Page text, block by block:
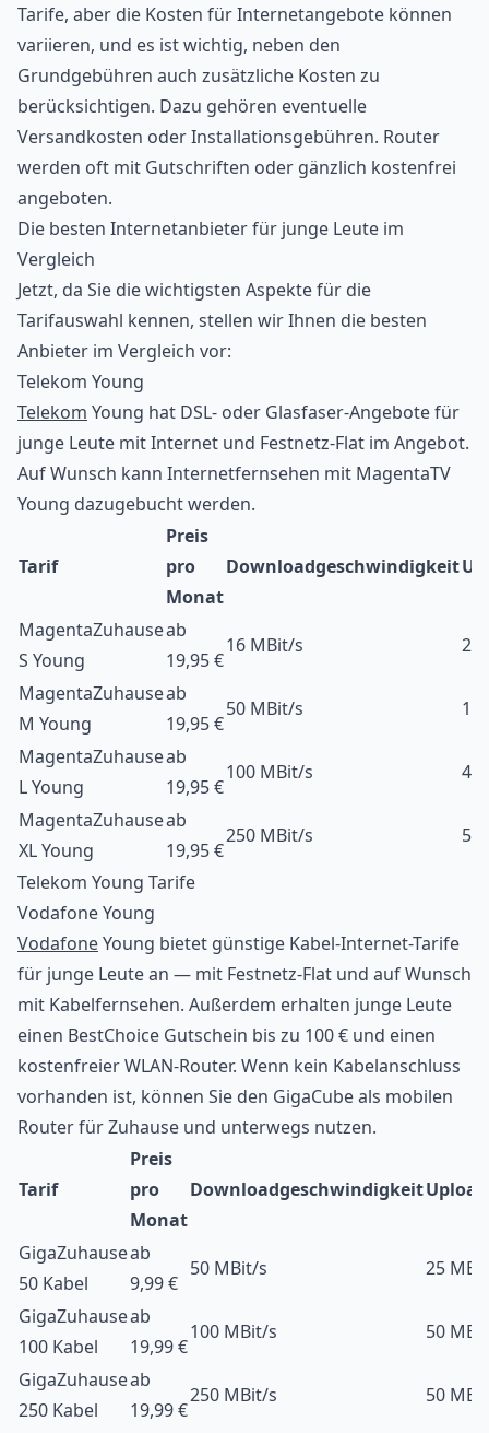
Tarife, aber die Kosten für Internetangebote können
variieren, und es ist wichtig, neben den
Grundgebühren auch zusätzliche Kosten zu
berücksichtigen. Dazu gehören eventuelle
Versandkosten oder Installationsgebühren. Router
werden oft mit Gutschriften oder gänzlich kostenfrei
angeboten.
Die besten Internetanbieter für junge Leute im
Vergleich
Jetzt, da Sie die wichtigsten Aspekte für die
Tarifauswahl kennen, stellen wir Ihnen die besten
Anbieter im Vergleich vor:
Telekom Young
Telekom Young hat DSL- oder Glasfaser-Angebote für
junge Leute mit Internet und Festnetz-Flat im Angebot.
Auf Wunsch kann Internetfernsehen mit MagentaTV
Young dazugebucht werden.
Tarif
Preis
pro
Monat
Downloadgeschwindigkeit
MagentaZuhause
S Young
ab
19,95 €
16 MBit/s
MagentaZuhause
M Young
ab
19,95 €
50 MBit/s
10
MagentaZuhause
L Young
ab
19,95 €
100 MBit/s
40
MagentaZuhause
XL Young
ab
19,95 €
250 MBit/s
50
Telekom Young Tarife
Vodafone Young
VodafoneYoung bietet günstige Kabel-Internet-Tarife
für junge Leute an — mit Festnetz-Flat und auf Wunsch
mit Kabelfernsehen. Außerdem erhalten junge Leute
einen BestChoice Gutschein bis zu 100 € und einen
kostenfreier WLAN-Router. Wenn kein Kabelanschluss
vorhanden ist, können Sie den GigaCube als mobilen
Router für Zuhause und unterwegs nutzen.
Tarif
Preis
pro
Monat
Downloadgeschwindigkeit
GigaZuhause
50 Kabel
ab
9,99 €
50 MBit/s
25
GigaZuhause
100 Kabel
ab
19,99 €
100 MBit/s
50
GigaZuhause
250 Kabel
ab
19,99 €
250 MBit/s
50